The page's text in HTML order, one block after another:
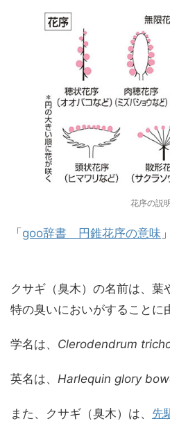
花序の説
「goo辞書 円錐花序の意味
クサギ（臭木）の名前は、葉
特の臭いにおいがすることに
学名は、 Clerodendrum
英名は、 Harlequin glory
また、クサギ（臭木）は、 先